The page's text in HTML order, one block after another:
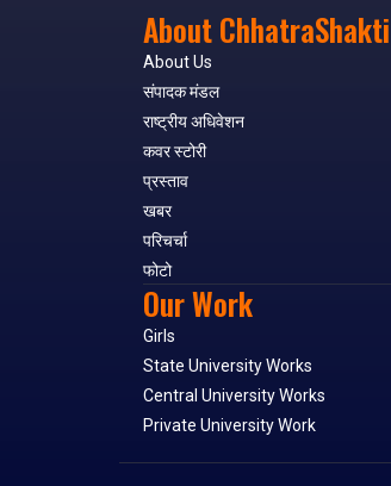
About ChhatraShakti
About Us
संपादक मंडल
राष्ट्रीय अधिवेशन
कवर स्टोरी
प्रस्ताव
खबर
परिचर्चा
फोटो
Our Work
Girls
State University Works
Central University Works
Private University Work